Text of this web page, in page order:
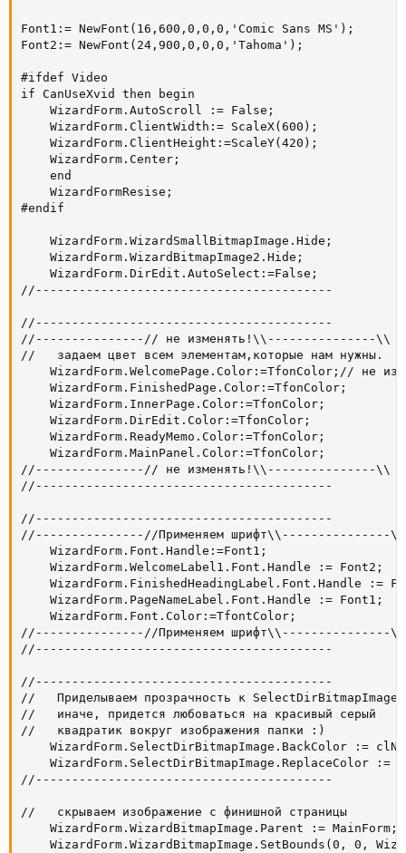
Font1:= NewFont(16,600,0,0,0,'Comic Sans MS');
Font2:= NewFont(24,900,0,0,0,'Tahoma');
#ifdef Video
if CanUseXvid then begin
    WizardForm.AutoScroll := False;
    WizardForm.ClientWidth:= ScaleX(600);
    WizardForm.ClientHeight:=ScaleY(420);
    WizardForm.Center;
    end
    WizardFormResise;
#endif
    WizardForm.WizardSmallBitmapImage.Hide;
    WizardForm.WizardBitmapImage2.Hide;
    WizardForm.DirEdit.AutoSelect:=False;
//-----------------------------------------
//-----------------------------------------
//---------------// не изменять!\\---------------\\
//   задаем цвет всем элементам,которые нам нужны.
WizardForm.WelcomePage.Color:=TfonColor;// не
    WizardForm.FinishedPage.Color:=TfonColor;
    WizardForm.InnerPage.Color:=TfonColor;
    WizardForm.DirEdit.Color:=TfonColor;
    WizardForm.ReadyMemo.Color:=TfonColor;
    WizardForm.MainPanel.Color:=TfonColor;
//---------------// не изменять!\\---------------\\
//-----------------------------------------
//-----------------------------------------
//---------------//Применяем шрифт\\---------------\\
    WizardForm.Font.Handle:=Font1;
    WizardForm.WelcomeLabel1.Font.Handle := Font2;
WizardForm.FinishedHeadingLabel.Font.Handle :=
    WizardForm.PageNameLabel.Font.Handle := Font1;
    WizardForm.Font.Color:=TfontColor;
//---------------//Применяем шрифт\\---------------\\
//-----------------------------------------
//-----------------------------------------
//   Приделываем прозрачность к SelectDirBitmapImage
//   иначе, придется любоваться на красивый серый
//   квадратик вокруг изображения папки :)
WizardForm.SelectDirBitmapImage.BackColor :=
WizardForm.SelectDirBitmapImage.ReplaceColor :=
//-----------------------------------------
//   скрываем изображение с финишной страницы
    WizardForm.WizardBitmapImage.Parent := MainForm;
WizardForm.WizardBitmapImage.SetBounds(0, 0,